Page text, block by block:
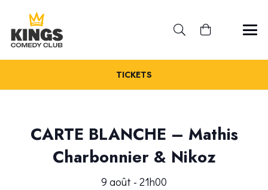
TICKETS
CARTE BLANCHE – Mathis
Charbonnier & Nikoz
9 août - 21h00